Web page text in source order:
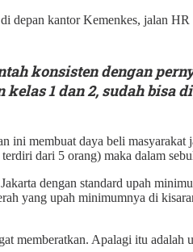
depan kantor Kemenkes, jalan
konsisten dengan
1 dan 2, sudah bisa
ini membuat daya beli
dari 5 orang) maka dalam
dengan standard upah
yang upah minimumnya di
memberatkan. Apalagi itu